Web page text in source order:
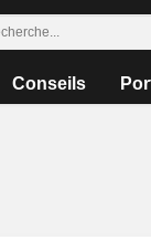
Conseils